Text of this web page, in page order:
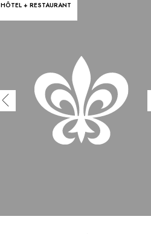
HÔTEL + RESTAURANT